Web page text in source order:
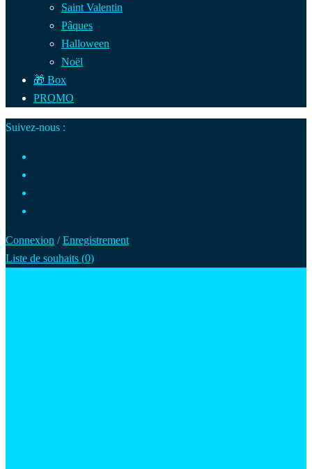
Saint Valentin
Pâques
Halloween
Noël
🎁 Box
PROMO
Suivez-nous :
Connexion /Enregistrement
Liste de souhaits (0)